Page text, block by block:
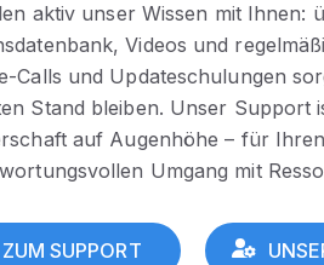
aktiv unser Wissen mit Ihnen:
Videos und
Calls und Updateschulungen
Stand bleiben. Unser Support
auf Augenhöhe – für
Umgang mit
ZUM SUPPORT